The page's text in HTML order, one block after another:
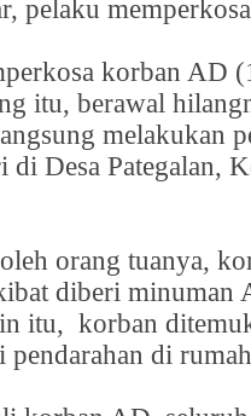
pelaku
korban AD
itu, berawal
melakukan
Desa Pategalan,
orang tuanya,
diberi minuman
itu, korban
pendarahan di